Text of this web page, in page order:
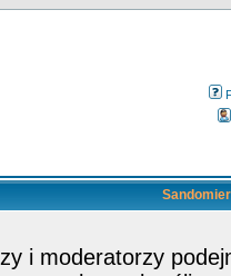
i moderatorzy